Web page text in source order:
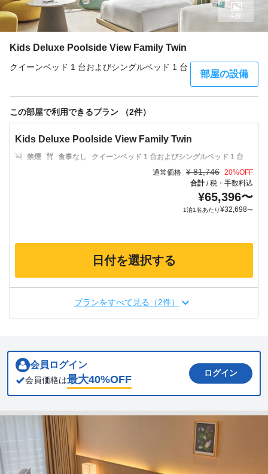
Kids Deluxe Poolside View Family Twin
クイーンベッド 1 台およびシングルベッド 1 台
部屋の設備
4枚
この部屋で利用できるプラン （2件）
Kids Deluxe Poolside View Family Twin
禁煙 食事なし
クイーンベッド 1 台およびシングルベッド 1 台
通常価格 ¥ 81,746 20%OFF
合計/税・手数料込
¥65,396〜
1泊1名あたり¥32,698〜
日付を選択する
プランをすべて見る（2件）
会員ログイン
会員価格は最大40%OFF
ログイン